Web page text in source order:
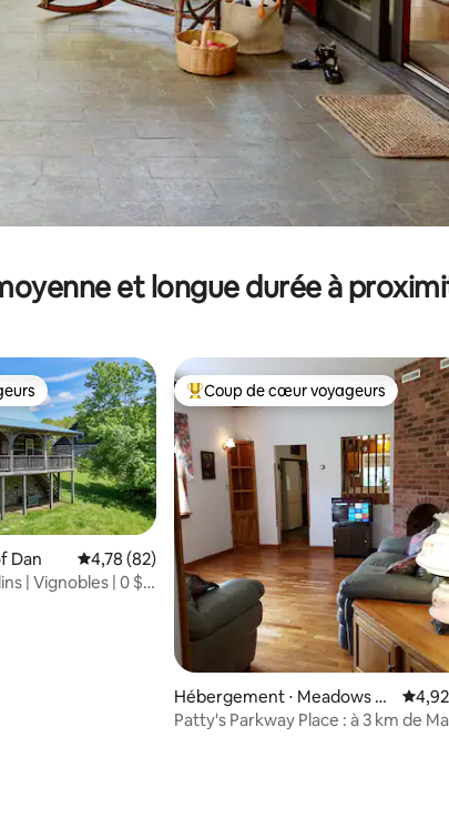
et longue durée à
commentaires : 4,94 sur 5
Dan Évaluation moyenne sur la base de 82
4,78 (82)
| Vignobles | 0 $
Coups de cœur voyageurs les plus
Coup de cœur voyageurs
Hébergement ⋅ Meadows of
Dan
Patty's Parkway Place : à 3 km de